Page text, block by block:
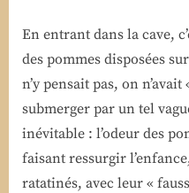
En entrant dans la cave,
des pommes disposées
n’y pensait pas, on
submerger par un tel
inévitable : l’odeur des
faisant ressurgir
ratatinés, avec leur «